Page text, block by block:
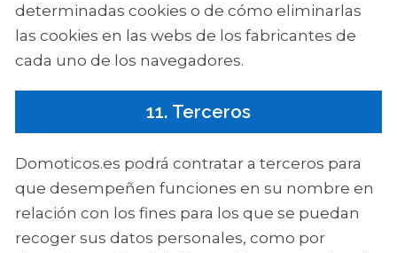
determinadas cookies o de cómo eliminarlas
las cookies en las webs de los fabricantes de
cada uno de los navegadores.
11. Terceros
Domoticos.es podrá contratar a terceros para
que desempeñen funciones en su nombre en
relación con los fines para los que se puedan
recoger sus datos personales, como por